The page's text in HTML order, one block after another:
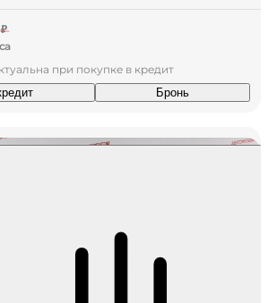
при покупке в кредит
Бронь